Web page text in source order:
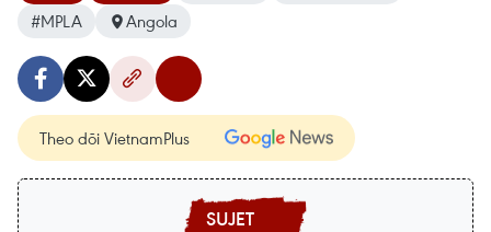
#MPLA
Angola
Theo dõi VietnamPlus